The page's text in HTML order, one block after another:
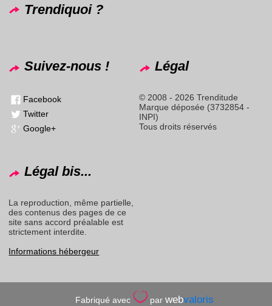
Trendiquoi ?
Suivez-nous !
Facebook
Twitter
Google+
Légal
© 2008 - 2026 Trenditude
Marque déposée (3732854 -
INPI)
Tous droits réservés
Légal bis...
La reproduction, même partielle,
des contenus des pages de ce
site sans accord préalable est
strictement interdite.
Informations hébergeur
Fabriqué avec parwebvaloris